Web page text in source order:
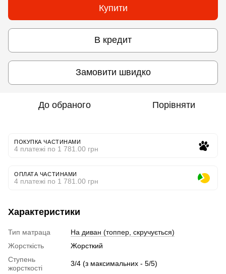
Купити
В кредит
Замовити швидко
До обраного Порівняти
ПОКУПКА ЧАСТИНАМИ
4 платежі по 1 781.00 грн
ОПЛАТА ЧАСТИНАМИ
4 платежі по 1 781.00 грн
Характеристики
Тип матраца
На диван (топпер, скручується)
Жорсткість
Жорсткий
Ступень
жорсткості
3/4 (з максимальних - 5/5)